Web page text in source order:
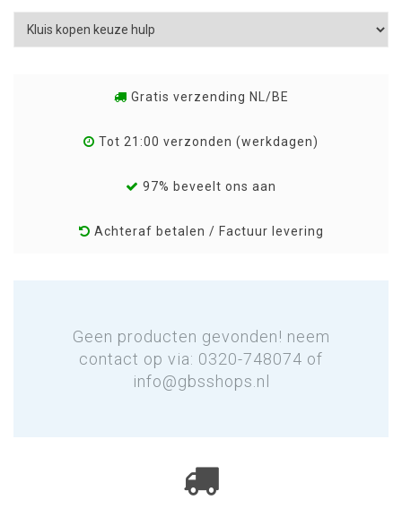
Gratis verzending NL/BE
Tot 21:00 verzonden (werkdagen)
97% beveelt ons aan
Achteraf betalen / Factuur levering
Geen producten gevonden! neem
contact op via: 0320-748074 of
info@gbsshops.nl